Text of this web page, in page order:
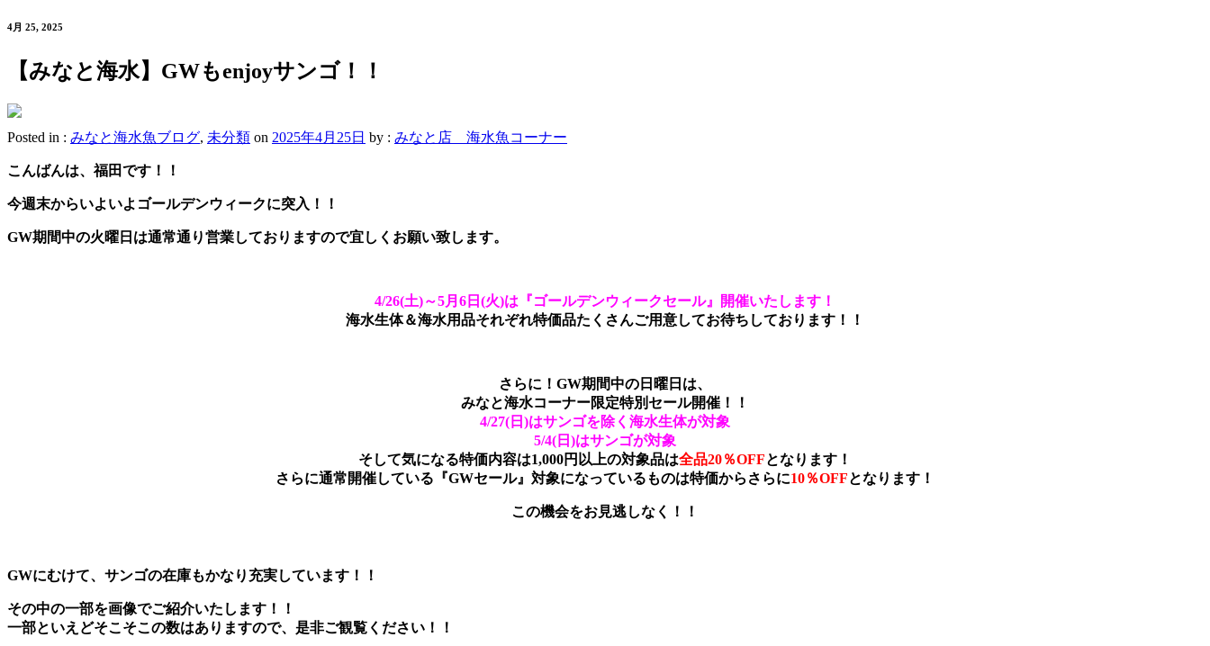
4月 25, 2025
【みなと海水】GWもenjoyサンゴ！！
Posted in : みなと海水魚ブログ, 未分類 on 2025年4月25日 by : みなと店 海水魚コーナー
こんばんは、福田です！！
今週末からいよいよゴールデンウィークに突入！！
GW期間中の火曜日は通常通り営業しておりますので宜しくお願い致します。
4/26(土)～5月6日(火)は『ゴールデンウィークセール』開催いたします！
海水生体＆海水用品それぞれ特価品たくさんご用意してお待ちしております！！
さらに！GW期間中の日曜日は、
みなと海水コーナー限定特別セール開催！！
4/27(日)はサンゴを除く海水生体が対象
5/4(日)はサンゴが対象
そして気になる特価内容は1,000円以上の対象品は全品20％OFFとなります！
さらに通常開催している『GWセール』対象になっているものは特価からさらに10％OFFとなります！
この機会をお見逃しなく！！
GWにむけて、サンゴの在庫もかなり充実しています！！
その中の一部を画像でご紹介いたします！！
一部といえどそこそこの数はありますので、是非ご観覧ください！！